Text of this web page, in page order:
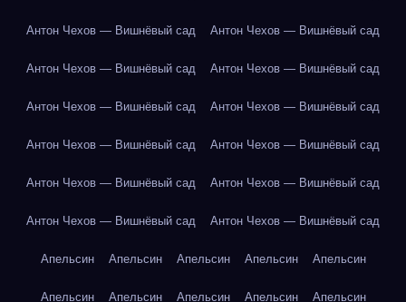
Антон Чехов — Вишнёвый сад Антон Чехов — Вишнёвый сад
Антон Чехов — Вишнёвый сад Антон Чехов — Вишнёвый сад
Антон Чехов — Вишнёвый сад Антон Чехов — Вишнёвый сад
Антон Чехов — Вишнёвый сад Антон Чехов — Вишнёвый сад
Антон Чехов — Вишнёвый сад Антон Чехов — Вишнёвый сад
Антон Чехов — Вишнёвый сад Антон Чехов — Вишнёвый сад
Апельсин Апельсин Апельсин Апельсин Апельсин
Апельсин Апельсин Апельсин Апельсин Апельсин